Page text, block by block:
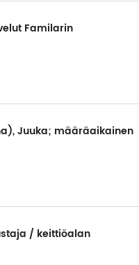
Familarin
Juuka; määräaikainen
/ keittiöalan